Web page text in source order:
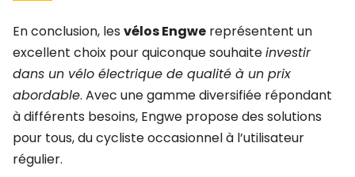
En conclusion, les vélos Engwe représentent un
excellent choix pour quiconque souhaiteinvestir
dans un vélo électrique de qualité à un prix
abordable. Avec une gamme diversifiée répondant
à différents besoins, Engwe propose des solutions
pour tous, du cycliste occasionnel à l’utilisateur
régulier.